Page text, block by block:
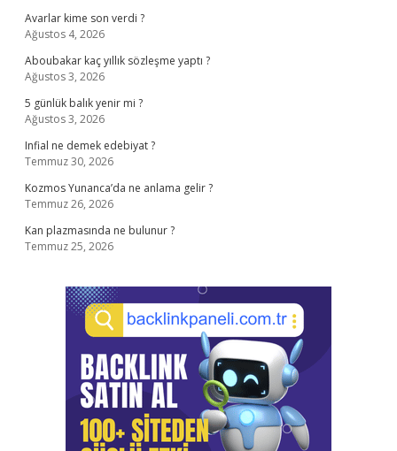
Avarlar kime son verdi ?
Ağustos 4, 2026
Aboubakar kaç yıllık sözleşme yaptı ?
Ağustos 3, 2026
5 günlük balık yenir mi ?
Ağustos 3, 2026
Infial ne demek edebiyat ?
Temmuz 30, 2026
Kozmos Yunanca’da ne anlama gelir ?
Temmuz 26, 2026
Kan plazmasında ne bulunur ?
Temmuz 25, 2026